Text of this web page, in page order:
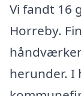
Vi fandt 16
Horreby.
herunder. I